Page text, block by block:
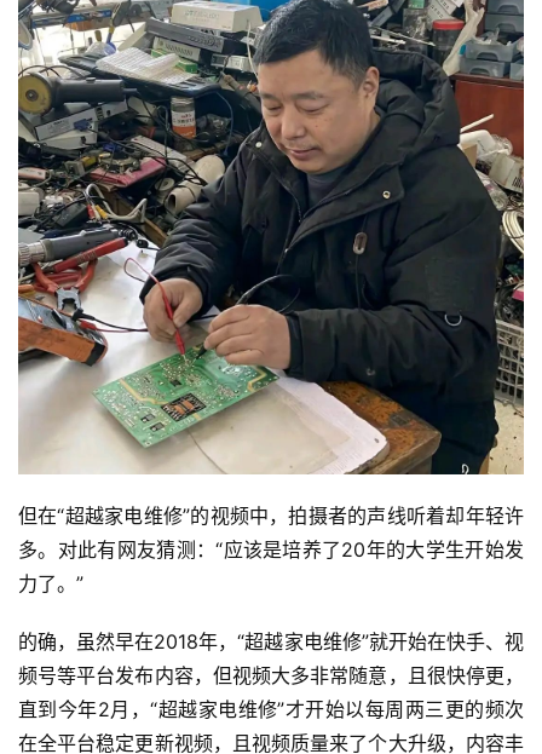
但在“超越家电维修”的视频中，拍摄者的声线听着却年轻许
多。对此有网友猜测：“应该是培养了20年的大学生开始发
力了。”
的确，虽然早在2018年，“超越家电维修”就开始在快手、视
频号等平台发布内容，但视频大多非常随意，且很快停更，
直到今年2月，“超越家电维修”才开始以每周两三更的频次
在全平台稳定更新视频，且视频质量来了个大升级，内容丰